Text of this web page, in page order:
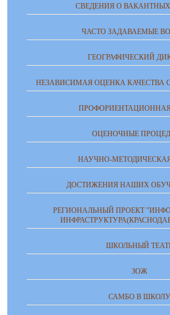
СВЕДЕНИЯ О
ЧАСТО ЗАДАВАЕМЫЕ
ГЕОГРАФИЧЕСКИЙ
НЕЗАВИСИМАЯ ОЦЕНКА КАЧЕСТВА
ПРОФОРИЕНТАЦИОННАЯ
ОЦЕНОЧНЫЕ
НАУЧНО-
ДОСТИЖЕНИЯ НАШИХ
РЕГИОНАЛЬНЫЙ ПРОЕКТ
ШКОЛЬНЫЙ
ЗОЖ
САМБО В ШКОЛУ